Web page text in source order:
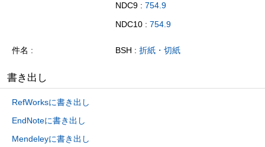
NDC9 : 754.9
NDC10 : 754.9
件名 BSH : 折紙・切紙
書き出し
RefWorksに書き出し
EndNoteに書き出し
Mendeleyに書き出し